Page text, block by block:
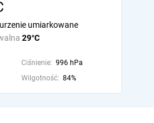
29°C
umiarkowane
Ciśnienie: 996 hPa
Wilgotność: 84%